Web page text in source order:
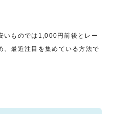
いものでは1,000円前後とレー
、最近注目を集めている方法で